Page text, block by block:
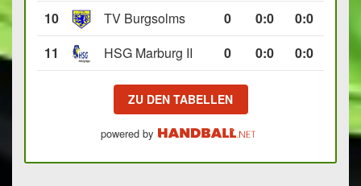
10
TV Burgsolms 0 0:0
0:0
11
HSG Marburg II 0 0:0 0:0
ZU DEN TABELLEN
powered by